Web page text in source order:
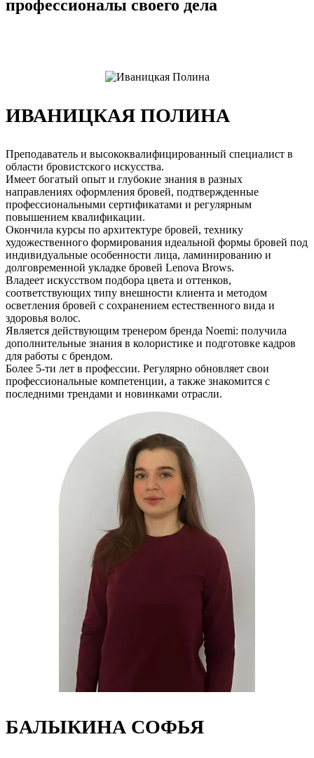
профессионалы своего дела
ИВАНИЦКАЯ ПОЛИНА
Преподаватель и высококвалифицированный специалист в
области бровистского искусства.
Имеет богатый опыт и глубокие знания в разных
направлениях оформления бровей, подтвержденные
профессиональными сертификатами и регулярным
повышением квалификации.
Окончила курсы по архитектуре бровей, технику
художественного формирования идеальной формы бровей под
индивидуальные особенности лица, ламинированию и
долговременной укладке бровей Lenova Brows.
Владеет искусством подбора цвета и оттенков,
соответствующих типу внешности клиента и методом
осветления бровей с сохранением естественного вида и
здоровья волос.
Является действующим тренером бренда Noemi: получила
дополнительные знания в колористике и подготовке кадров
для работы с брендом.
Более 5-ти лет в профессии. Регулярно обновляет свои
профессиональные компетенции, а также знакомится с
последними трендами и новинками отрасли.
БАЛЫКИНА СОФЬЯ